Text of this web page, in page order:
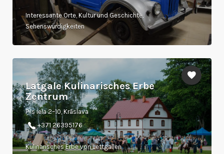
Interessante Orte, Kultur und Geschichte,
Sehenswürdigkeiten
Latgale Kulinarisches Erbe
Zentrum
Pils iela 2–10, Krāslava
+371 26395176
Kulinarisches Erbe von Lettgallen